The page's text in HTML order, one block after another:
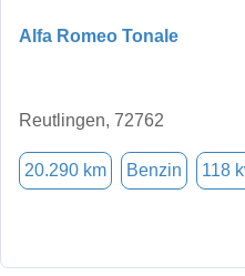
Alfa Romeo Tonale
Reutlingen, 72762
20.290 km Benzin 118